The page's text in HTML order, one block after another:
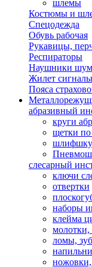
шлемы
Костюмы и
Спецодежда
Обувь рабочая
Рукавицы,
Респираторы
Наушники
Жилет
Пояса
абразивный
круги
щетки по
слесарный
ключи
отвертки
наборы
клейма
ломы,
ножовки,